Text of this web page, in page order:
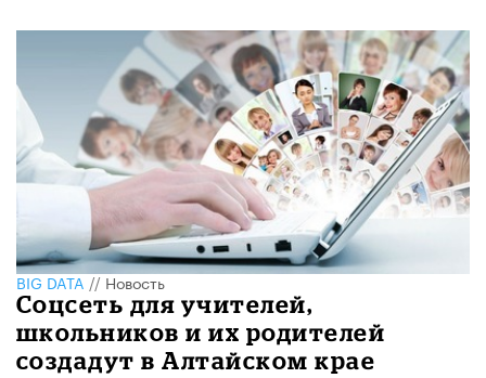
BIG DATA//Новость
Соцсеть для учителей,
школьников и их родителей
создадут в Алтайском крае